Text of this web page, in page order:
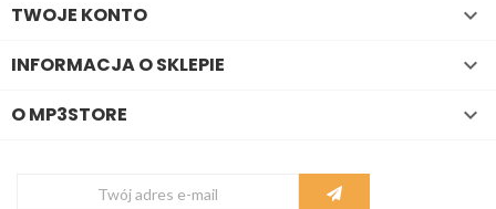
TWOJE KONTO 
INFORMACJA O SKLEPIE 
O MP3STORE 